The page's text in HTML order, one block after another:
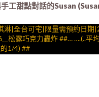
工甜點對話的Susan
淋|全台可宅|限量需預約日期
力轟炸 ##… ….(..平均哈根達斯蛋糕熱量的
1/4) ##